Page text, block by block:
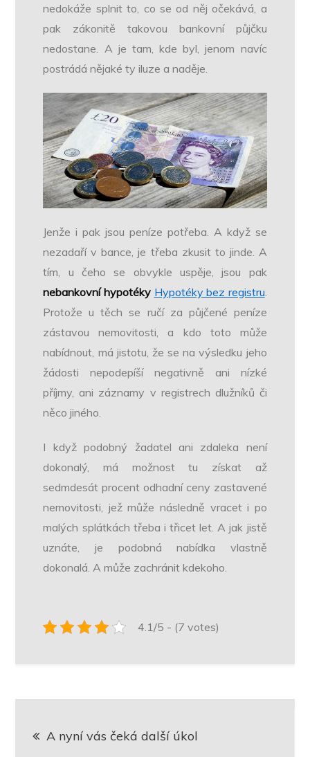
nedokáže splnit to, co se od něj očekává, a
pak zákonitě takovou bankovní půjčku
nedostane. A je tam, kde byl, jenom navíc
postrádá nějaké ty iluze a naděje.
Jenže i pak jsou peníze potřeba. A když se
nezadaří v bance, je třeba zkusit to jinde. A
tím, u čeho se obvykle uspěje, jsou pak
nebankovní hypotéky Hypotéky bez registru.
Protože u těch se ručí za půjčené peníze
zástavou nemovitosti, a kdo toto může
nabídnout, má jistotu, že se na výsledku jeho
žádosti nepodepíší negativně ani nízké
příjmy, ani záznamy v registrech dlužníků či
něco jiného.
I když podobný žadatel ani zdaleka není
dokonalý, má možnost tu získat až
sedmdesát procent odhadní ceny zastavené
nemovitosti, jež může následně vracet i po
malých splátkách třeba i třicet let. A jak jistě
uznáte, je podobná nabídka vlastně
dokonalá. A může zachránit kdekoho.
4.1/5 - (7 votes)
A nyní vás čeká další úkol